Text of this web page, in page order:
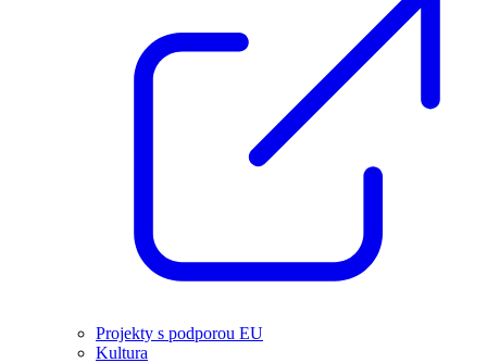
Projekty s podporou EU
Kultura